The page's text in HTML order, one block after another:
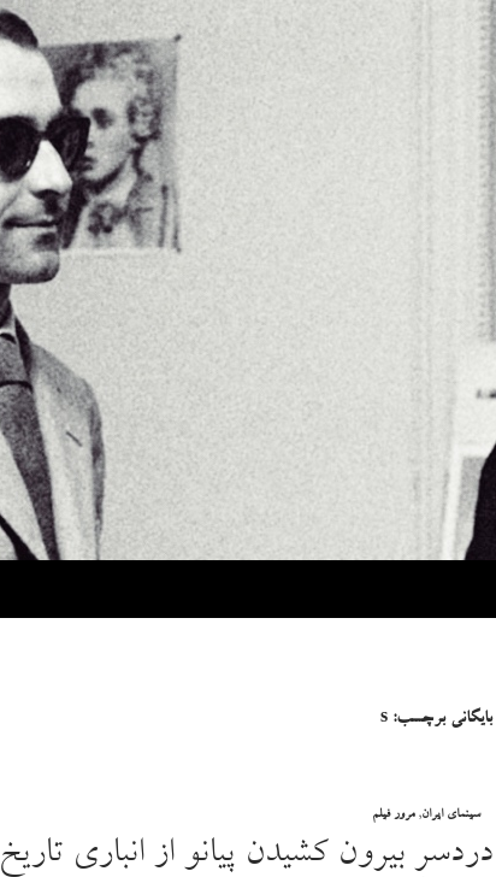
بایگانی برچسب: s
سینمای ایران,مرور فیلم
دردسرِ بیرون کشیدن پیانو از انباری تاریخ